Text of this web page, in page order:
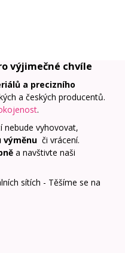
výjimečné chvíle
a precizního
a českých producentů.
.
nebude vyhovovat,
výměnu či vrácení.
a navštivte naši
sítích - Těšíme se na